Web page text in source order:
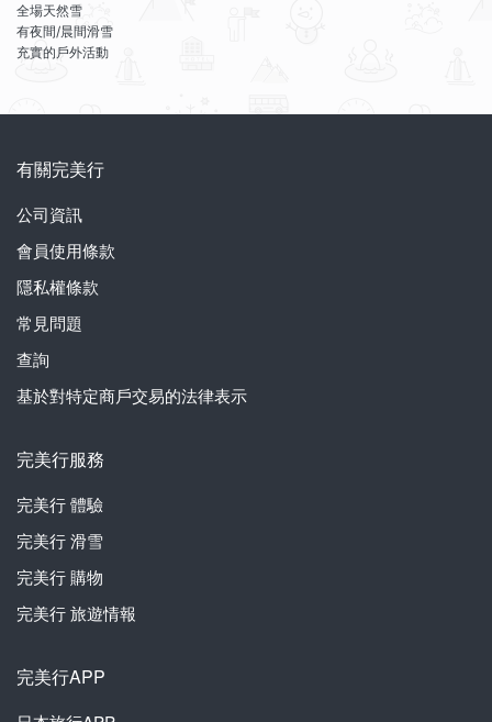
全場天然雪
有夜間/晨間滑雪
充實的戶外活動
有關完美行
公司資訊
會員使用條款
隱私權條款
常見問題
查詢
基於對特定商戶交易的法律表示
完美行服務
完美行體驗
完美行滑雪
完美行購物
完美行旅遊情報
完美行APP